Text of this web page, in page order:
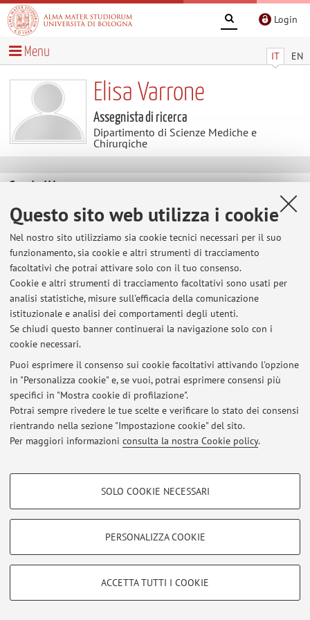
Questo sito web utilizza i cookie
Nel nostro sito utilizziamo sia cookie tecnici necessari per il suo
funzionamento, sia cookie e altri strumenti di tracciamento
facoltativi che potrai attivare solo con il tuo consenso.
Cookie e altri strumenti di tracciamento facoltativi sono usati per
analisi statistiche, misure sull'efficacia della comunicazione
istituzionale e analisi dei comportamenti degli utenti.
Se chiudi questo banner continuerai la navigazione solo con i
cookie necessari.
Puoi esprimere il consenso sui cookie facoltativi attivando l'opzione
in "Personalizza cookie" e, se vuoi, potrai esprimere consensi più
specifici in "Mostra cookie di profilazione".
Potrai sempre rivedere le tue scelte e verificare lo stato dei consensi
rientrando nella sezione "Impostazione cookie" del sito.
Per maggiori informazioni consulta la nostra Cookie policy.
COOKIE DI PROFILAZIONE - FACOLTATIVI
COOKIE TECNICI - NECESSARI
Si tratta di cookie tecnici utilizzati, a titolo esemplificativo, per il corretto
SOLO COOKIE NECESSARI
PERSONALIZZA COOKIE
ACCETTA TUTTI I COOKIE
Login
IT EN
Menu
Elisa Varrone
Assegnista di ricerca
Dipartimento di Scienze Mediche e
Chirurgiche
Contatti
E-mail: elisa.varrone2@unibo.it
Dipartimento di Scienze Mediche e Chirurgiche
Via San Giacomo 14, Bologna -Vai alla mappa
Ultimi avvisi
Al momento non sono presenti avvisi.
Area riservata
per gestire tutti i contenuti del sito.
© 2026 - ALMA MATER STUDIORUM - Università di Bologna - Via
Zamboni, 33 - 40126 Bologna - Partita IVA: 01131710376
Privacy|Note legali|Impostazioni Cookie